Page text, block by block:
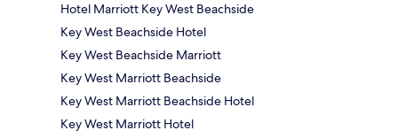
Hotel Marriott Key West Beachside
Key West Beachside Hotel
Key West Beachside Marriott
Key West Marriott Beachside
Key West Marriott Beachside Hotel
Key West Marriott Hotel